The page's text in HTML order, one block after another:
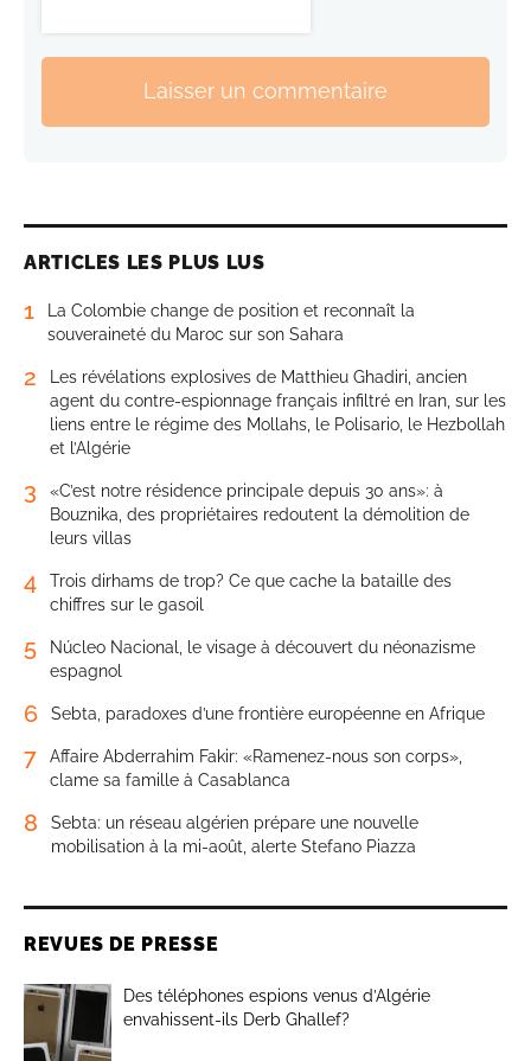
Laisser un commentaire
ARTICLES LES PLUS LUS
1
La Colombie change de position et reconnaît la
souveraineté du Maroc sur son Sahara
2
Les révélations explosives de Matthieu Ghadiri, ancien
agent du contre-espionnage français infiltré en Iran, sur les
liens entre le régime des Mollahs, le Polisario, le Hezbollah
et l’Algérie
3
«C’est notre résidence principale depuis 30 ans»: à
Bouznika, des propriétaires redoutent la démolition de
leurs villas
4
Trois dirhams de trop? Ce que cache la bataille des
chiffres sur le gasoil
5
Núcleo Nacional, le visage à découvert du néonazisme
espagnol
6 Sebta, paradoxes d’une frontière européenne en Afrique
7
Affaire Abderrahim Fakir: «Ramenez-nous son corps»,
clame sa famille à Casablanca
8
Sebta: un réseau algérien prépare une nouvelle
mobilisation à la mi-août, alerte Stefano Piazza
REVUES DE PRESSE
Des téléphones espions venus d’Algérie
envahissent-ils Derb Ghallef?